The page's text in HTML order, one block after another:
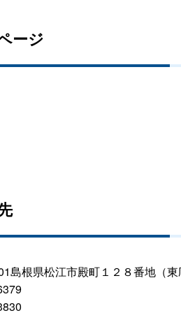
ージ
島根県松江市殿町１２８番地（東